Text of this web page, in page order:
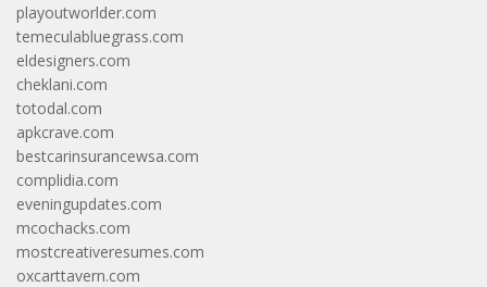
playoutworlder.com
temeculabluegrass.com
eldesigners.com
cheklani.com
totodal.com
apkcrave.com
bestcarinsurancewsa.com
complidia.com
eveningupdates.com
mcochacks.com
mostcreativeresumes.com
oxcarttavern.com